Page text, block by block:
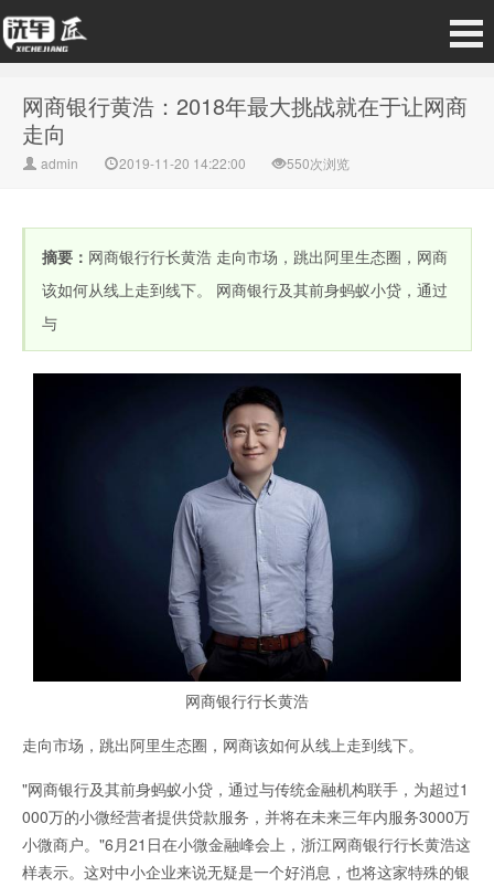
网商银行黄浩：2018年最大挑战就在于让网商
走向
admin 2019-11-20 14:22:00 550次浏览
摘要： 网商银行行长黄浩 走向市场，跳出阿里生态圈，网商
该如何从线上走到线下。 网商银行及其前身蚂蚁小贷，通过
与
网商银行行长黄浩
走向市场，跳出阿里生态圈，网商该如何从线上走到线下。
"网商银行及其前身蚂蚁小贷，通过与传统金融机构联手，为超过1
000万的小微经营者提供贷款服务，并将在未来三年内服务3000万
小微商户。"6月21日在小微金融峰会上，浙江网商银行行长黄浩这
样表示。这对中小企业来说无疑是一个好消息，也将这家特殊的银